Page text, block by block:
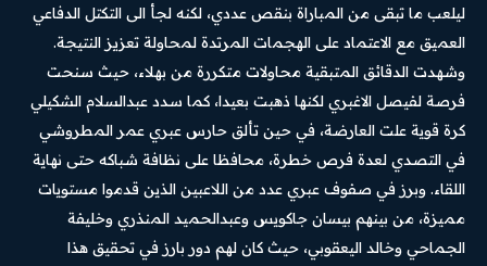
ليلعب ما تبقى من المباراة بنقص عددي، لكنه لجأ الى التكتل الدفاعي
العميق مع الاعتماد على الهجمات المرتدة لمحاولة تعزيز النتيجة.
وشهدت الدقائق المتبقية محاولات متكررة من بهلاء، حيث سنحت
فرصة لفيصل الاغبري لكنها ذهبت بعيدا، كما سدد عبدالسلام الشكيلي
كرة قوية علت العارضة، في حين تألق حارس عبري عمر المطروشي
في التصدي لعدة فرص خطرة، محافظا على نظافة شباكه حتى نهاية
اللقاء. وبرز في صفوف عبري عدد من اللاعبين الذين قدموا مستويات
مميزة، من بينهم بيسان جاكويس وعبدالحميد المنذري وخليفة
الجماحي وخالد اليعقوبي، حيث كان لهم دور بارز في تحقيق هذا